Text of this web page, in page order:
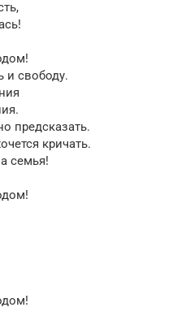
и свободу.
предсказать.
кричать.
семья!